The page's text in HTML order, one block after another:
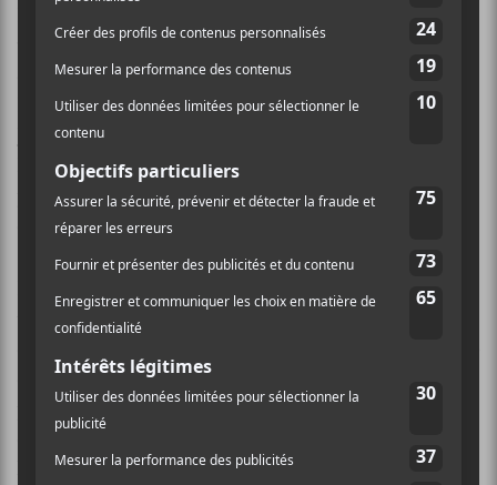
Plusieurs artistes canadiens intéressants viendront
visiter Rouyn-Noranda et sur le lot, la plupart sont
des nommés sur les listes présentes ou passées du prix
Polaris.Cadence Weapon, l’explosiveLido Pimienta
U.S. Girls, les punks des
Bad Waitress, Hot Garbage et
présenter leurs propositions novatrices dans le cadre
du festival.
Le Québec n’est pas en reste avec une programmation
tournée vers la jeunesse.
de Radio-Canada viendra chanter Hochelaga passé le
parc de la Vérendery.Backxwashviendra faire un
deuxième tour au FME en autant d’années, elle qui a
lancéI LIE HERE BURIED WITH MY RINGS AND